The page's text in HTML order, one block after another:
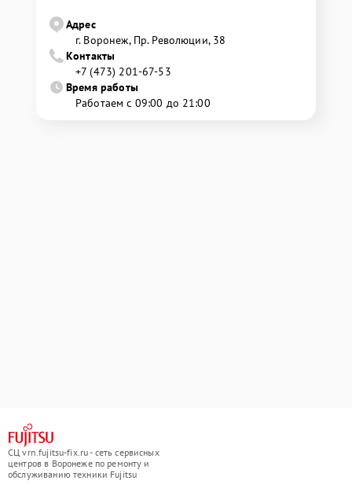
Адрес
г. Воронеж, Пр. Революции, 38
Контакты
+7 (473) 201-67-53
Время работы
Работаем с 09:00 до 21:00
СЦ vrn.fujitsu-fix.ru - сеть сервисных
центров в Воронеже по ремонту и
обслуживанию техники Fujitsu